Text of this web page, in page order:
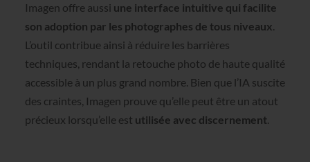
Imagen offre aussi une interface intuitive qui facilite
son adoption par les photographes de tous niveaux.
L’outil contribue ainsi à réduire les barrières
techniques, rendant la retouche photo de haute qualité
accessible à un plus grand nombre. Bien que l’IA suscite
des craintes, Imagen prouve qu’elle peut être un atout
précieux lorsqu’elle est utilisée avec discernement.